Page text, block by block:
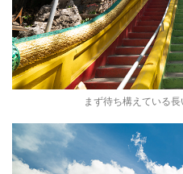
まず待ち構えている長